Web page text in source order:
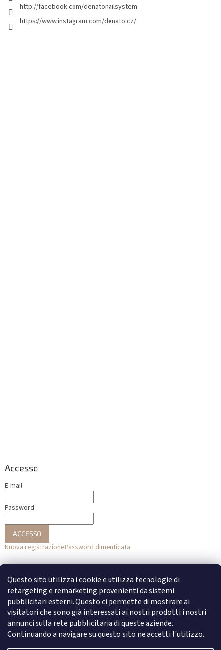
Questo sito utilizza i cookie e utilizza tecnologie di
retargeting e remarketing provenienti da sistemi
pubblicitari esterni. Questo ci permette di mostrare ai
visitatori che sono già interessati ai nostri prodotti i nostri
annunci sulla rete pubblicitaria di queste aziende.
Continuando a navigare su questo sito ne accetti l'utilizzo.
http://facebook.com/denatonailsystem
https://www.instagram.com/denato.cz/
Accesso
E-mail
Password
ACCESSO
Nuova registrazionePassword dimenticata
o
Accesso con Facebook
Accesso con Google